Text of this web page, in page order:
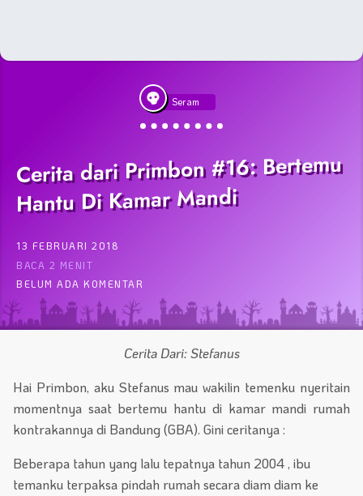
Seram
Cerita dari Primbon #16: Bertemu
Hantu Di Kamar Mandi
13 FEBRUARI 2018
BACA 2 MENIT
BELUM ADA KOMENTAR
Cerita Dari: Stefanus
Hai Primbon, aku Stefanus mau wakilin temenku nyeritain
momentnya saat bertemu hantu di kamar mandi rumah
kontrakannya di Bandung (GBA). Gini ceritanya :
Beberapa tahun yang lalu tepatnya tahun 2004 , ibu
temanku terpaksa pindah rumah secara diam diam ke